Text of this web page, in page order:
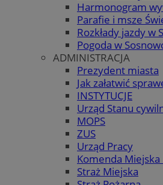
Harmonogram
Parafie i msze
Rozkłady jazdy w
Pogoda w
ADMINISTRACJA
Prezydent miasta
Jak załatwić
INSTYTUCJE
Urząd Stanu
MOPS
ZUS
Urząd Pracy
Komenda Miejska
Straż Miejska